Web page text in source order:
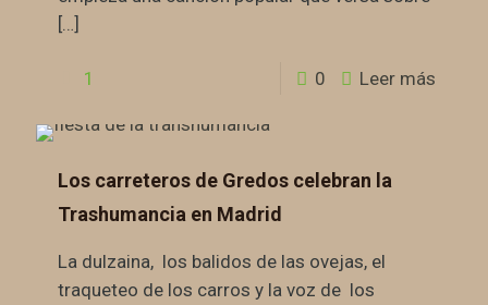
[…]
1 0 Leer más
Los carreteros de Gredos celebran la
Trashumancia en Madrid
La dulzaina, los balidos de las ovejas, el
traqueteo de los carros y la voz de los